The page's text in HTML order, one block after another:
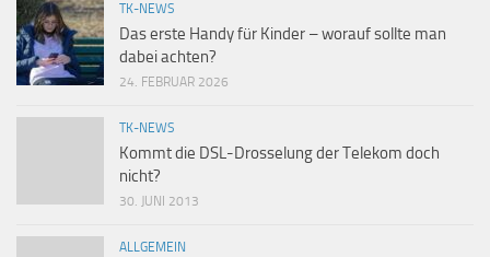
TK-NEWS
Das erste Handy für Kinder – worauf sollte man
dabei achten?
24. FEBRUAR 2026
TK-NEWS
Kommt die DSL-Drosselung der Telekom doch
nicht?
30. JUNI 2013
ALLGEMEIN